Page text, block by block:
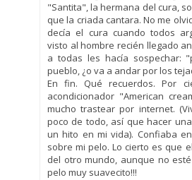
"Santita", la hermana del cura,
que la criada cantara. No me
decía el cura cuando todos
visto al hombre recién llegado
a todas les hacía sospechar:
pueblo, ¿o va a andar por los
En fin. Qué recuerdos. Por
acondicionador "American
mucho trastear por internet.
poco de todo, así que hacer
un hito en mi vida). Confiaba
sobre mi pelo. Lo cierto es que
del otro mundo, aunque no
pelo muy suavecito!!!